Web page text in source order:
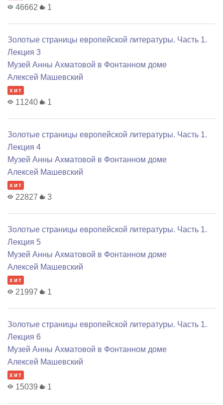
46662 1
Золотые страницы европейской литературы. Часть 1.
Лекция 3
Музей Анны Ахматовой в Фонтанном доме
Алексей Машевский
хит
11240 1
Золотые страницы европейской литературы. Часть 1.
Лекция 4
Музей Анны Ахматовой в Фонтанном доме
Алексей Машевский
хит
22827 3
Золотые страницы европейской литературы. Часть 1.
Лекция 5
Музей Анны Ахматовой в Фонтанном доме
Алексей Машевский
хит
21997 1
Золотые страницы европейской литературы. Часть 1.
Лекция 6
Музей Анны Ахматовой в Фонтанном доме
Алексей Машевский
хит
15039 1